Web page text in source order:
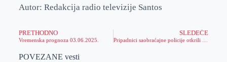
Autor: Redakcija radio televizije Santos
PRETHODNO
Vremenska prognoza 03.06.2025.
SLEDEĆE
POVEZANE vesti